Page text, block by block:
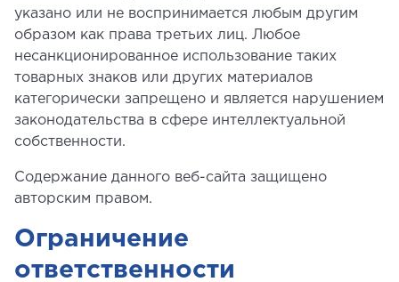
указано или не воспринимается любым другим
образом как права третьих лиц. Любое
несанкционированное использование таких
товарных знаков или других материалов
категорически запрещено и является нарушением
законодательства в сфере интеллектуальной
собственности.
Содержание данного веб-сайта защищено
авторским правом.
Ограничение
ответственности